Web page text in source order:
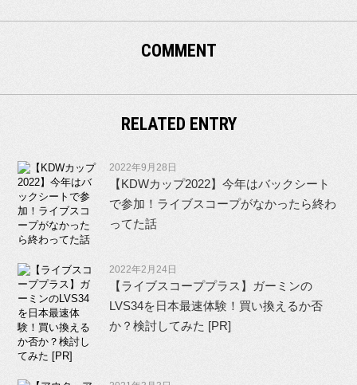
COMMENT
RELATED ENTRY
2022年9月28日
【KDWカップ2022】今年はバックシート
で参加！ライブスコープがなかったら終わ
ってた話
2022年2月24日
【ライブスコーププラス】ガーミンの
LVS34を日本最速体験！買い換えるか否
か？検討してみた [PR]